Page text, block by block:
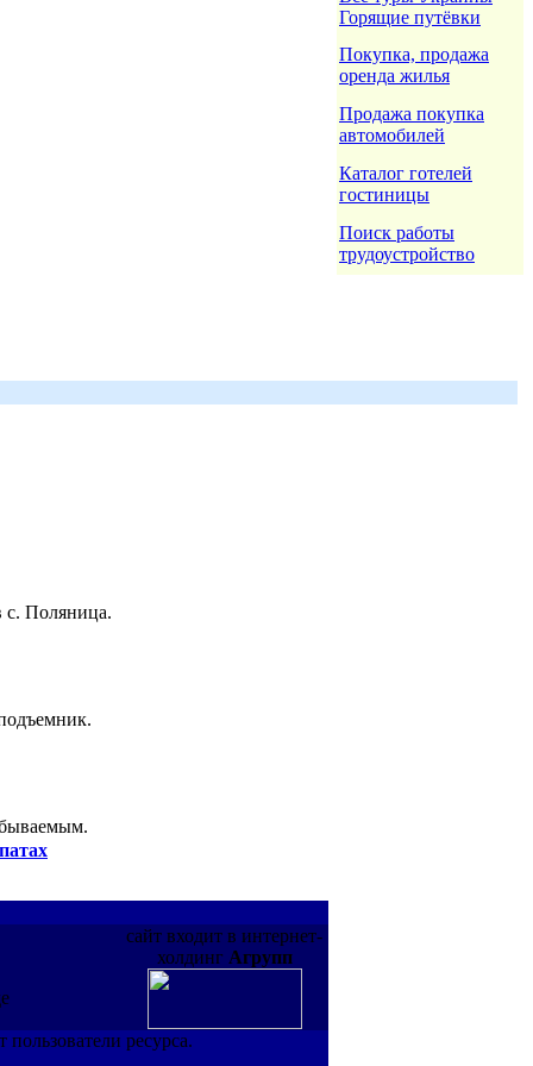
Горящие путёвки
Покупка, продажа
оренда жилья
Продажа покупка
автомобилей
Каталог готелей
гостиницы
Поиск работы
трудоустройство
с. Поляница.
сайт входит в интернет-
холдинг Агрупп
ресурса.